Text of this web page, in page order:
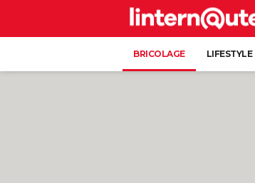
BRICOLAGE LIFESTYLE